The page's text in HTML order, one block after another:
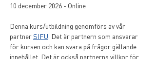
10 december 2026 - Online
Denna kurs/utbildning genomförs av vår
partner SIFU . Det är partnern som ansvarar
för kursen och kan svara på frågor gällande
innehållet. Det är också partnerns villkor för